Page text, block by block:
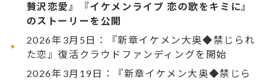
贅沢恋愛』『イケメンライブ 恋の歌をキミに』
のストーリーを公開
2026年3月5日：『新章イケメン大奥◆禁じられ
た恋』復活クラウドファンディングを開始
2026年3月19日：『新章イケメン大奥◆禁じら